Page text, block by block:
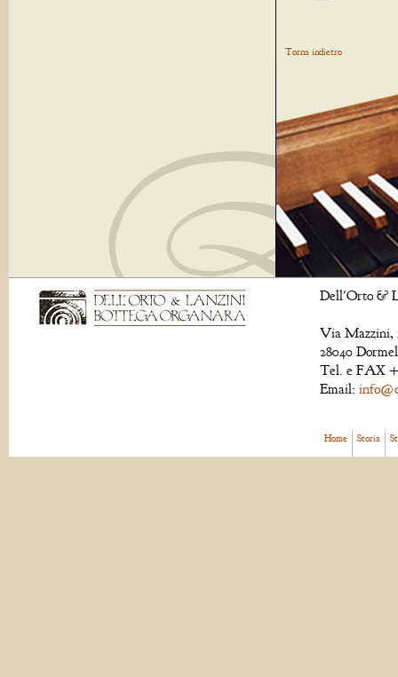
Torna indietro
Dell'Orto &
Via Mazzini,
28040
Tel. e FAX
Email:
Home Storia